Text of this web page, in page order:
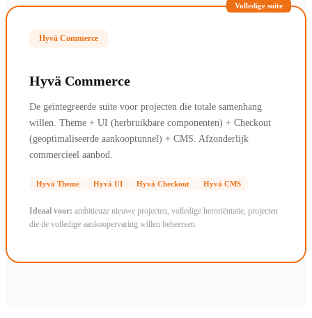
Volledige suite
Hyvä Commerce
Hyvä Commerce
De geïntegreerde suite voor projecten die totale samenhang
willen. Theme + UI (herbruikbare componenten) + Checkout
(geoptimaliseerde aankooptunnel) + CMS. Afzonderlijk
commercieel aanbod.
Hyvä Theme Hyvä UI Hyvä Checkout Hyvä CMS
Ideaal voor: ambitieuze nieuwe projecten, volledige heroriëntatie, projecten
die de volledige aankoopervaring willen beheersen.